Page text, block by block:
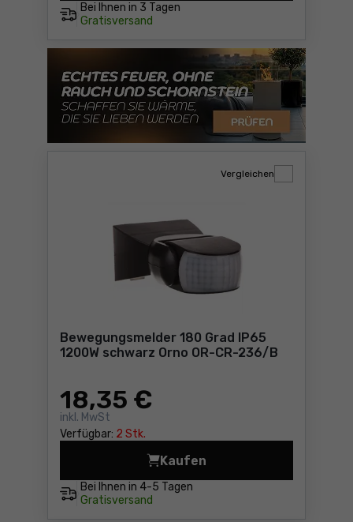
Bei Ihnen in 3 Tagen
Gratisversand
Bewegungsmelder 180 Grad IP65
1200W schwarz Orno OR-CR-236/B
18,35 €
inkl. MwSt
Verfügbar: 2 Stk.
Vergleichen
Bei Ihnen in 4-5 Tagen
Gratisversand
Kaufen
Bewegungsmelder 180